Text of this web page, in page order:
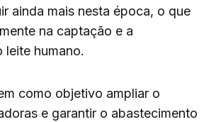
ainda mais nesta época, o que
na captação e a
leite humano.
como objetivo ampliar o
e garantir o abastecimento